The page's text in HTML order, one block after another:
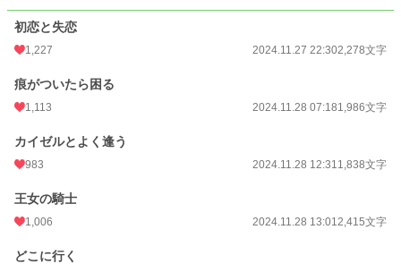
更新日時
初回完結日時
週間ポイント
月間ポイント
年間ポイント
初恋と失恋
1,227 2024.11.27 22:302,278文字
痕がついたら困る
1,113 2024.11.28 07:181,986文字
カイゼルとよく逢う
983 2024.11.28 12:311,838文字
王女の騎士
1,006 2024.11.28 13:012,415文字
どこに行く